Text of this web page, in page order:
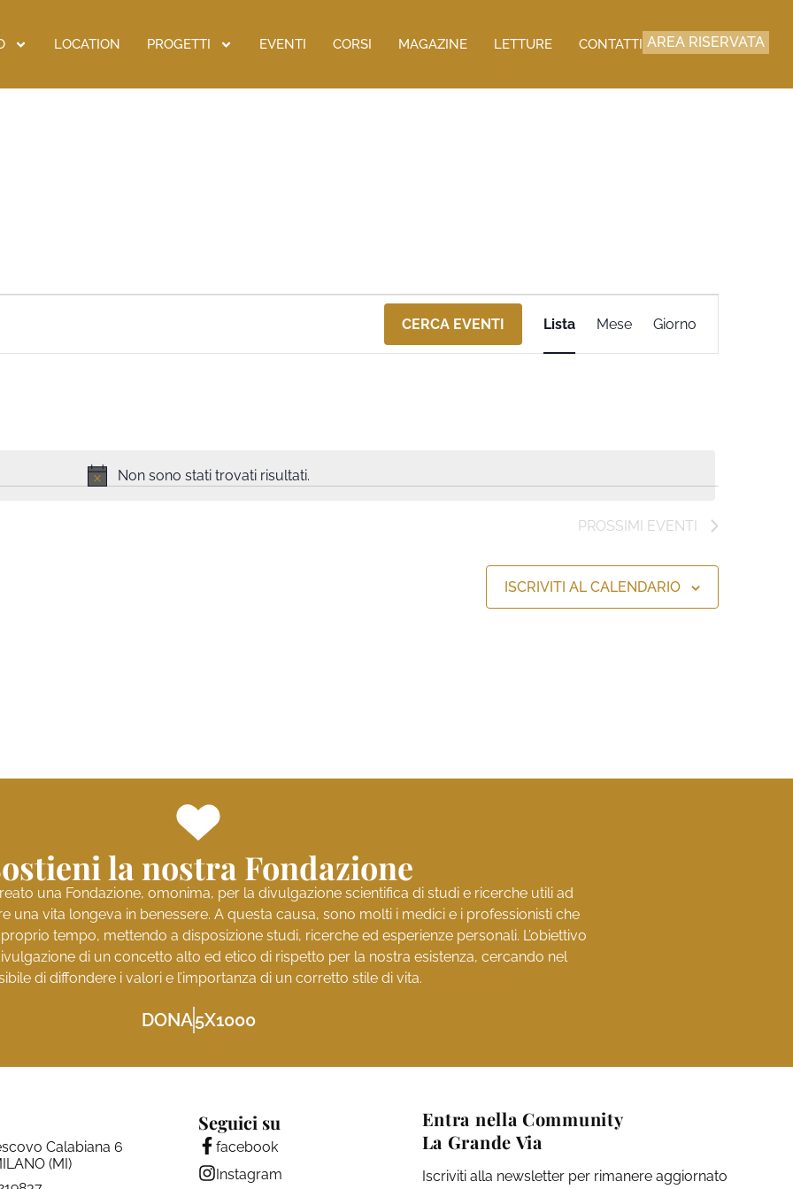
LOCATION PROGETTI EVENTI CORSI MAGAZINE LETTURE CONTATTI AREA RISERVATA
Notice
Non sono stati trovati risultati.
CERCA EVENTI
Viste
Lista Mese Giorno
PROSSIMI EVENTI
ISCRIVITI AL CALENDARIO
la nostra Fondazione
una Fondazione, omonima, per la divulgazione scientifica di studi e ricerche utili ad
una vita longeva in benessere. A questa causa, sono molti i medici e i professionisti che
tempo, mettendo a disposizione studi, ricerche ed esperienze personali. L’obiettivo
di un concetto alto ed etico di rispetto per la nostra esistenza, cercando nel
di diffondere i valori e l’importanza di un corretto stile di vita.
DONA5X1000
Calabiana 6
(MI)
Seguici su
facebook
Instagram
Entra nella Community
La Grande Via
Iscriviti alla newsletter per rimanere aggiornato